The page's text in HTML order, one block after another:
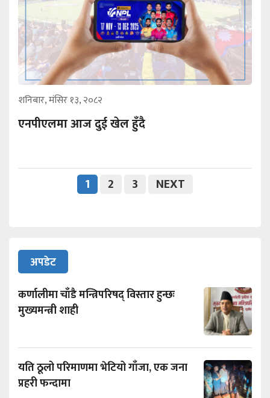
शनिबार, मंसिर १३, २०८२
एनपीएलमा आज दुई खेल हुँदै
1 2 3 NEXT
अपडेट
कर्णालीमा चाँडै मन्त्रिपरिषद् विस्तार हुन्छः
मुख्यमन्त्री शाही
यति ठूलो परिमाणमा भेटियो गाँजा, एक जना
प्रहरी फन्दामा